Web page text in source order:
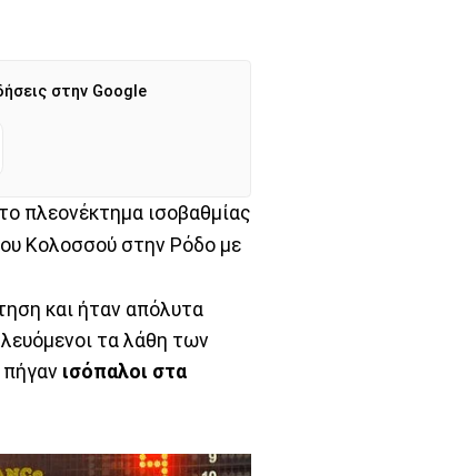
στην Google
πλεονέκτημα ισοβαθμίας
Κολοσσού στην Ρόδο με
και ήταν απόλυτα
τα λάθη των
πήγαν ισόπαλοι στα